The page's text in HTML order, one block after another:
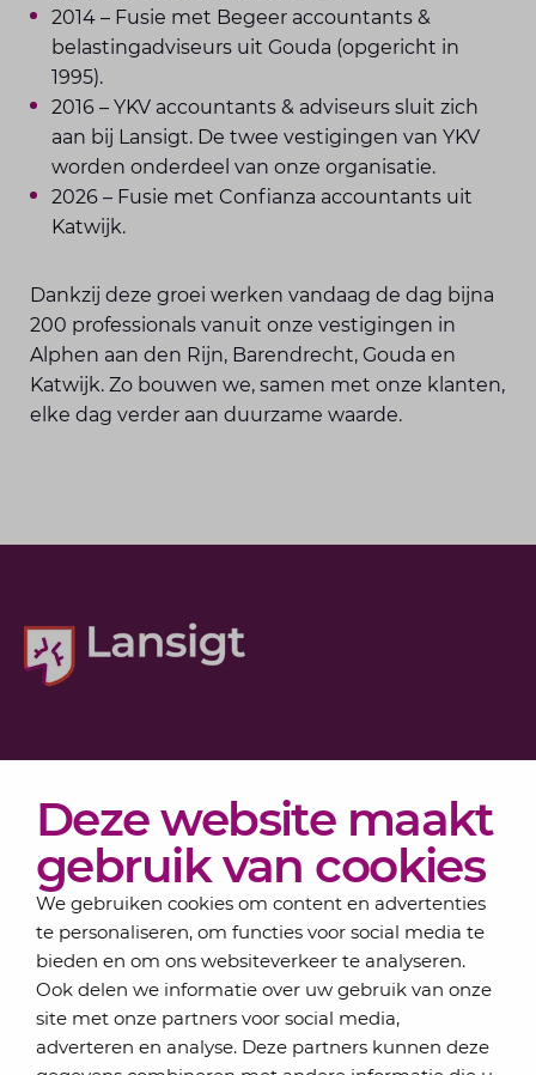
Deze website maakt
gebruik van cookies
We gebruiken cookies om content en advertenties
te personaliseren, om functies voor social media te
bieden en om ons websiteverkeer te analyseren.
Ook delen we informatie over uw gebruik van onze
site met onze partners voor social media,
adverteren en analyse. Deze partners kunnen deze
2014 – Fusie met Begeer accountants &
belastingadviseurs uit Gouda (opgericht in
1995).
2016 – YKV accountants & adviseurs sluit zich
aan bij Lansigt. De twee vestigingen van YKV
worden onderdeel van onze organisatie.
2026 – Fusie met Confianza accountants uit
Katwijk.
Dankzij deze groei werken vandaag de dag bijna
200 professionals vanuit onze vestigingen in
Alphen aan den Rijn, Barendrecht, Gouda en
Katwijk. Zo bouwen we, samen met onze klanten,
elke dag verder aan duurzame waarde.
Actueel
Over Lansigt
Contact
Schrijf je in voor onze nieuwsbrief
Elke maand bundelen de adviseurs van Lansigt in
de eSigt het nieuws.